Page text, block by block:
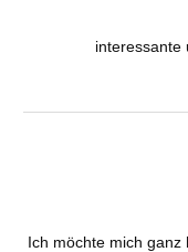
interessante
Ich möchte mich ganz